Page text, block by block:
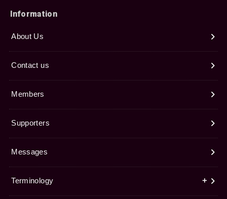
Information
About Us
Contact us
Members
Supporters
Messages
Terminology